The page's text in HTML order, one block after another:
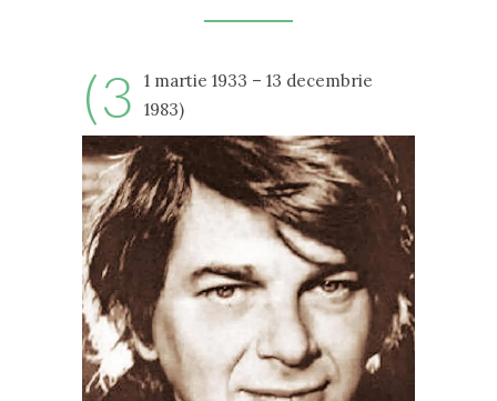
(3
1 martie 1933 – 13 decembrie
1983)